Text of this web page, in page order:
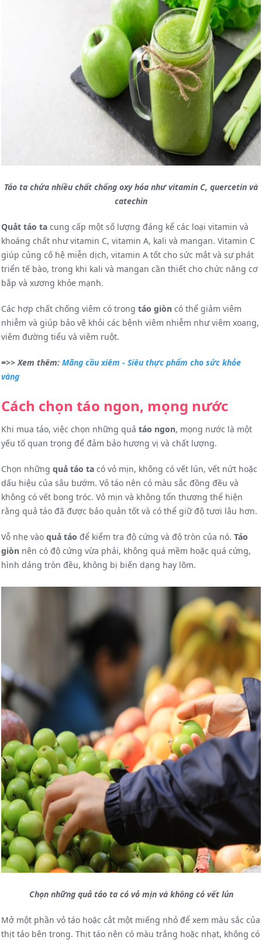
Táo ta chứa nhiều chất chống oxy hóa như vitamin C, quercetin và
catechin
Quảt táo ta cung cấp một số lượng đáng kể các loại vitamin và
khoáng chất như vitamin C, vitamin A, kali và mangan. Vitamin C
giúp củng cố hệ miễn dịch, vitamin A tốt cho sức mắt và sự phát
triển tế bào, trong khi kali và mangan cần thiết cho chức năng cơ
bắp và xương khỏe mạnh.
Các hợp chất chống viêm có trong táo giòn có thể giảm viêm
nhiễm và giúp bảo vệ khỏi các bệnh viêm nhiễm như viêm xoang,
viêm đường tiểu và viêm ruột.
=>> Xem thêm: Mãng cầu xiêm - Siêu thực phẩm cho sức khỏe
vàng
Cách chọn táo ngon, mọng nước
Khi mua táo, việc chọn những quả táo ngon, mọng nước là một
yếu tố quan trọng để đảm bảo hương vị và chất lượng.
Chọn những quả táo ta có vỏ mịn, không có vết lún, vết nứt hoặc
dấu hiệu của sâu bướm. Vỏ táo nên có màu sắc đồng đều và
không có vết bong tróc. Vỏ mịn và không tổn thương thể hiện
rằng quả táo đã được bảo quản tốt và có thể giữ độ tươi lâu hơn.
Vỗ nhẹ vào quả táo để kiểm tra độ cứng và độ tròn của nó. Táo
giòn nên có độ cứng vừa phải, không quá mềm hoặc quá cứng,
hình dáng tròn đều, không bị biến dạng hay lõm.
Chọn những quả táo ta có vỏ mịn và không có vết lún
Mở một phần vỏ táo hoặc cắt một miếng nhỏ để xem màu sắc của
thịt táo bên trong. Thịt táo nên có màu trắng hoặc nhạt, không có